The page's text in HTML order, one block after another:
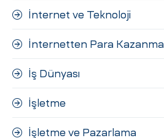
İnternet ve Teknoloji
İnternetten Para Kazanma
İş Dünyası
İşletme
İşletme ve Pazarlama